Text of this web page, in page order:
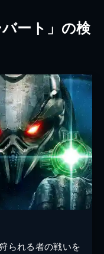
ート」の検
られる者の戦いを